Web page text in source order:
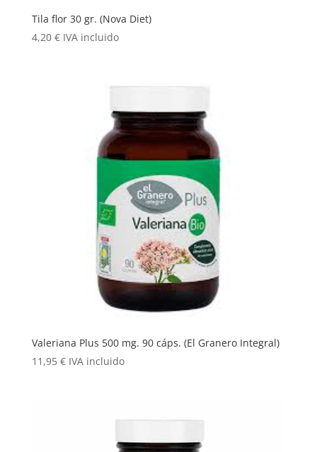
Tila flor 30 gr. (Nova Diet)
4,20 € IVA incluido
Valeriana Plus 500 mg. 90 cáps. (El Granero Integral)
11,95 € IVA incluido